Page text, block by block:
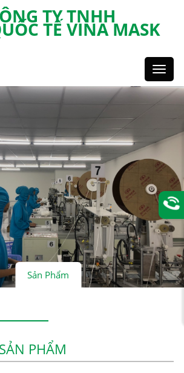
TY TNHH
TẾ VINA MASK
Styles
Sản Phẩm
PHẨM